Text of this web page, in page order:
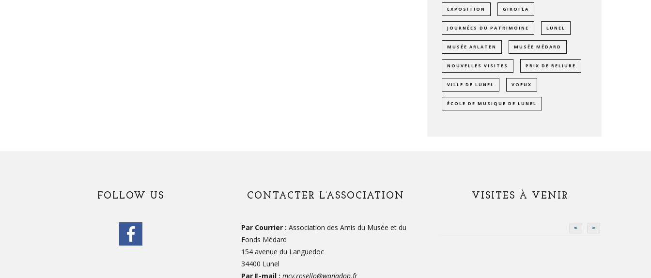
EXPOSITION GIROFLA
JOURNÉES DU PATRIMOINE LUNEL
MUSÉE ARLATEN MUSÉE MÉDARD
NOUVELLES VISITES PRIX DE RELIURE
VILLE DE LUNEL VOEUX
ÉCOLE DE MUSIQUE DE LUNEL
FOLLOW US CONTACTER L’ASSOCIATION
Par Courrier : Association des Amis du Musée et du
Fonds Médard
154 avenue du Languedoc
34400 Lunel
Par E-mail : mcy.rosello@wanadoo.fr
VISITES À VENIR
< >